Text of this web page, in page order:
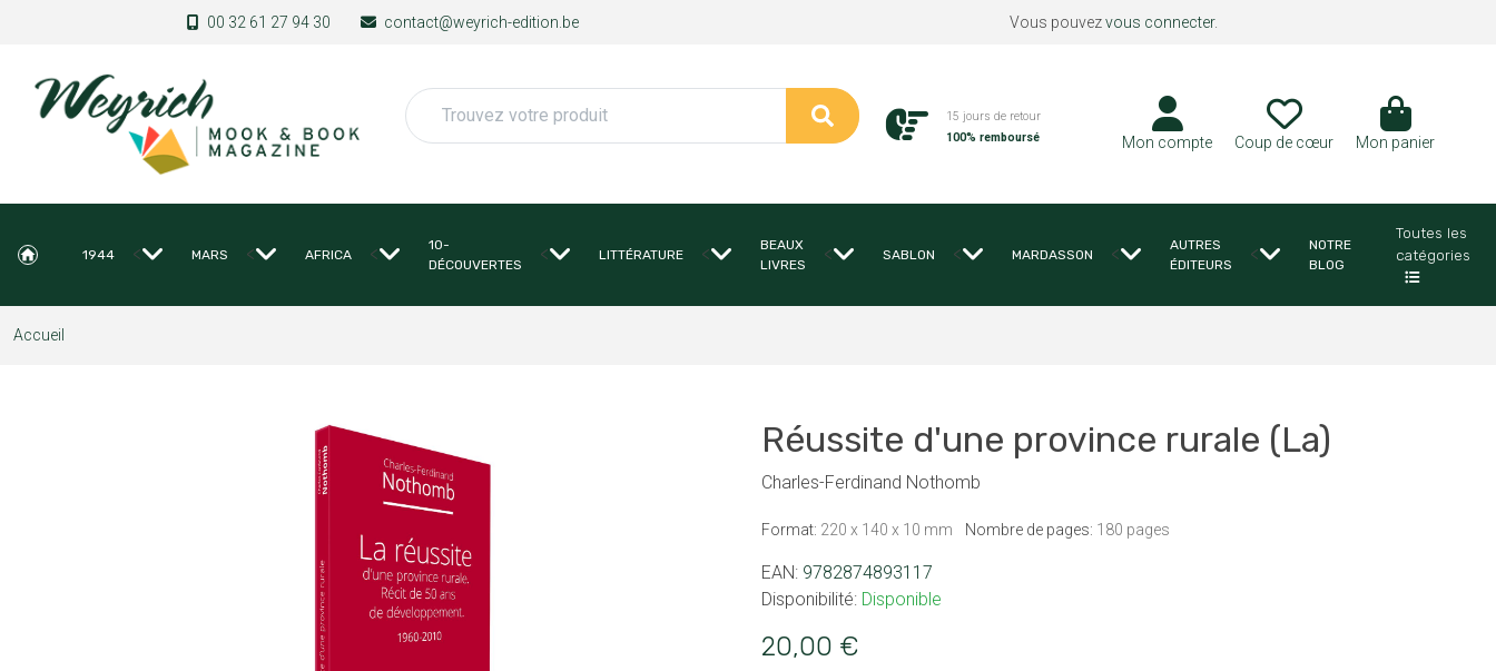
Aller au contenu principal 00 32 61 27 94 30 contact@weyrich-edition.be Vous pouvezvous connecter.
Rechercher
15 jours de retour
100% remboursé
Mon compte Coup de cœur Mon panier
1944 < MARS < AFRICA <
10-
DÉCOUVERTES
< LITTÉRATURE <
BEAUX
LIVRES
< SABLON < MARDASSON <
AUTRES
ÉDITEURS
<
NOTRE
BLOG
Toutes les
catégories
Accueil
Réussite d'une province rurale (La)
Charles-Ferdinand Nothomb
Format: 220 x 140 x 10 mm Nombre de pages: 180 pages
EAN: 9782874893117
Disponibilité: Disponible
20,00 €